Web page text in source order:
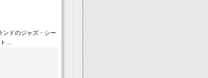
ンドのジャズ・シー
…